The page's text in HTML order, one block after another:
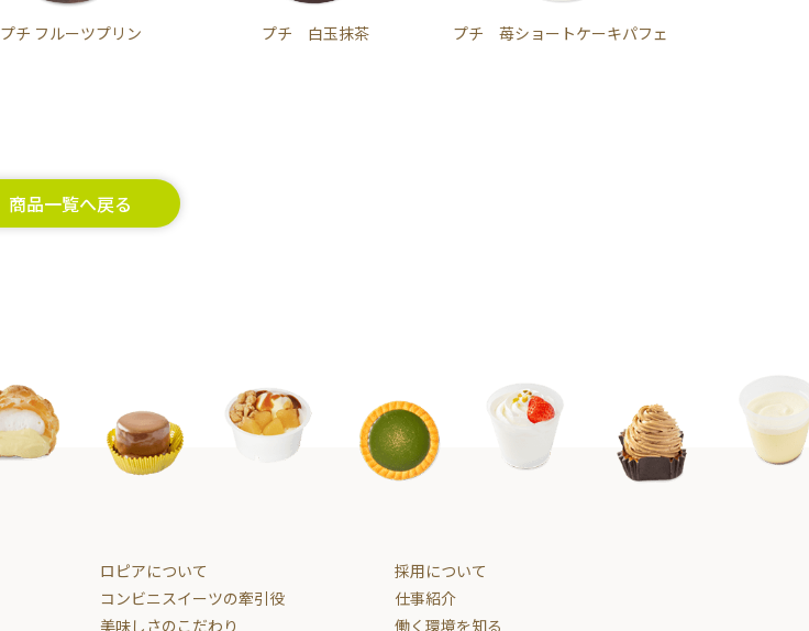
プチ フルーツプリン プチ 白玉抹茶 プチ 苺ショートケーキパフェ
商品一覧へ戻る
ロピアについて
コンビニスイーツの牽引役
美味しさのこだわり
採用について
仕事紹介
働く環境を知る